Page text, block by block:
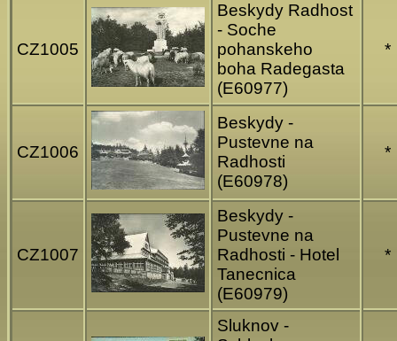
CZ1005
Beskydy Radhost
- Soche
pohanskeho
boha Radegasta
(E60977)
*
CZ1006
Beskydy -
Pustevne na
Radhosti
(E60978)
*
CZ1007
Beskydy -
Pustevne na
Radhosti - Hotel
Tanecnica
(E60979)
*
Sluknov -